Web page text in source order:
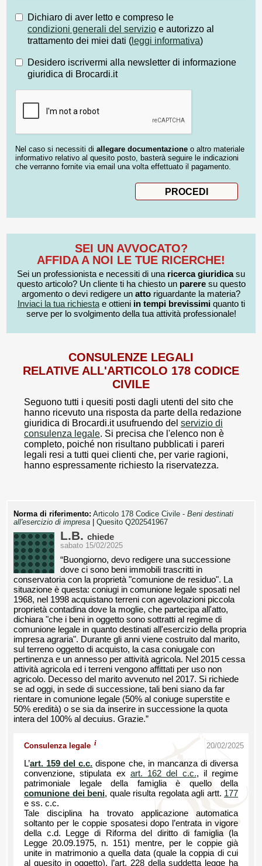
Dichiaro di aver letto e compreso le
condizioni generali del servizio e autorizzo al
trattamento dei miei dati ( leggi informativa)
Desidero iscrivermi alla newsletter di informazione
giuridica di Brocardi.it
Nel caso si necessiti di allegare documentazione o altro materiale
informativo relativo al quesito posto, basterà seguire le indicazioni
che verranno fornite via email una volta effettuato il pagamento.
SEI UN AVVOCATO?
AFFIDA A NOI LE TUE RICERCHE!
Sei un professionista e necessiti di una ricerca giuridicasu
questo articolo? Un cliente ti ha chiesto un pareresu questo
argomento o devi redigere un atto riguardante la materia?
Inviaci la tua richiestae ottieni in tempi brevissimiquanto ti
serve per lo svolgimento della tua attività professionale!
CONSULENZE LEGALI
RELATIVE ALL'ARTICOLO 178 CODICE
CIVILE
Seguono tutti i quesiti posti dagli utenti del sito che
hanno ricevuto una risposta da parte della redazione
giuridica di Brocardi.it usufruendo del servizio di
consulenza legale. Si precisa che l'elenco non è
completo, poiché non risultano pubblicati i pareri
legali resi a tutti quei clienti che, per varie ragioni,
hanno espressamente richiesto la riservatezza.
Norma di riferimento: Articolo 178 Codice Civile - Beni destinati
all'esercizio di impresa
Quesito Q202541967
L.B. chiede
sabato 15/02/2025
“Buongiorno, devo redigere una successione
dove ci sono beni immobili trascritti in
conservatoria con la proprietà "comunione de residuo". La
situazione è questa: coniugi in comunione legale sposati nel
1968, nel 1998 acquistano terreni con agevolazioni piccola
proprietà contadina dove la moglie, che partecipa all'atto,
dichiara "che i beni in oggetto sono sottratti al regime di
comunione legale in quanto destinati all'esercizio della propria
impresa agraria". Durante gli anni viene costruito dal marito,
sul terreno oggetto di acquisto, la casa coniugale con
pertinenza e un annesso per attività agricola. Nel 2015 cessa
attività agricola ed i terreni vengono affittati per uso non
agricolo. Decesso del marito avvenuto nel 2017. Si richiede
se ad oggi, in sede di successione, tali beni siano da far
rientare in comunione legale (50% al coniuge superstite e
50% eredità) o se sia da inserire in successione la quota
intera del 100% al decuius. Grazie.”
Consulenza legale i 20/02/2025
L’art. 159 del c.c. dispone che, in mancanza di diversa
convenzione, stipulata ex art. 162 del c.c., il regime
patrimoniale legale della famiglia è quello della
comunione dei beni, quale risulta regolata agli artt. 177
e ss. c.c.
Tale disciplina ha trovato applicazione automatica
soltanto per le coppie sposatesi dopo l’entrata in vigore
della c.d. Legge di Riforma del diritto di famiglia (la
Legge 20.09.1975, n. 151) mentre, per le coppie già
unite in matrimonio a quella data (quale la coppia di cui
al quesito in oggetto), l’art. 228 della suddetta legge ha